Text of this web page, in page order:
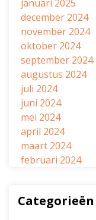
januari 2025
december 2024
november 2024
oktober 2024
september 2024
augustus 2024
juli 2024
juni 2024
mei 2024
april 2024
maart 2024
februari 2024
Categorieën